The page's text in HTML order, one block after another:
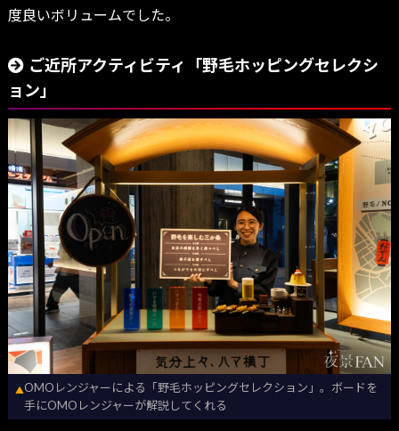
度良いボリュームでした。
ご近所アクティビティ「野毛ホッピングセレクシ
ョン」
▲OMOレンジャーによる「野毛ホッピングセレクション」。ボードを
手にOMOレンジャーが解説してくれる